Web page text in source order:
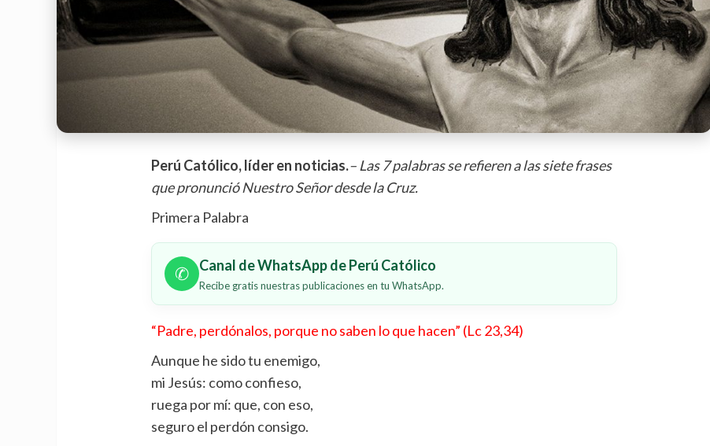
Perú Católico, líder en noticias.– Las 7 palabras se refieren a las siete frases
que pronunció Nuestro Señor desde la Cruz.
Primera Palabra
✆ Canal de WhatsApp de Perú Católico
Recibe gratis nuestras publicaciones en tu WhatsApp.
“Padre, perdónalos, porque no saben lo que hacen” (Lc 23,34)
Aunque he sido tu enemigo,
mi Jesús: como confieso,
ruega por mí: que, con eso,
seguro el perdón consigo.